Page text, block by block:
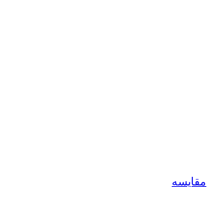
مقایسه